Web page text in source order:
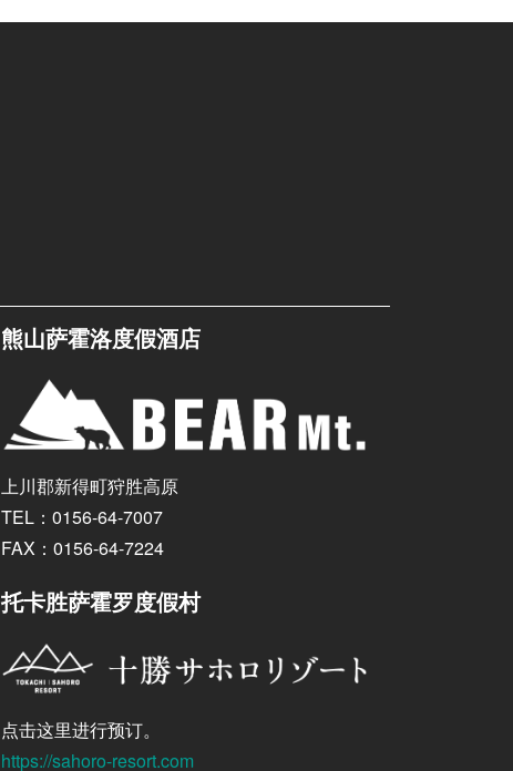
熊山萨霍洛度假酒店
上川郡新得町狩胜高原
TEL：0156-64-7007
FAX：0156-64-7224
托卡胜萨霍罗度假村
点击这里进行预订。
https://sahoro-resort.com